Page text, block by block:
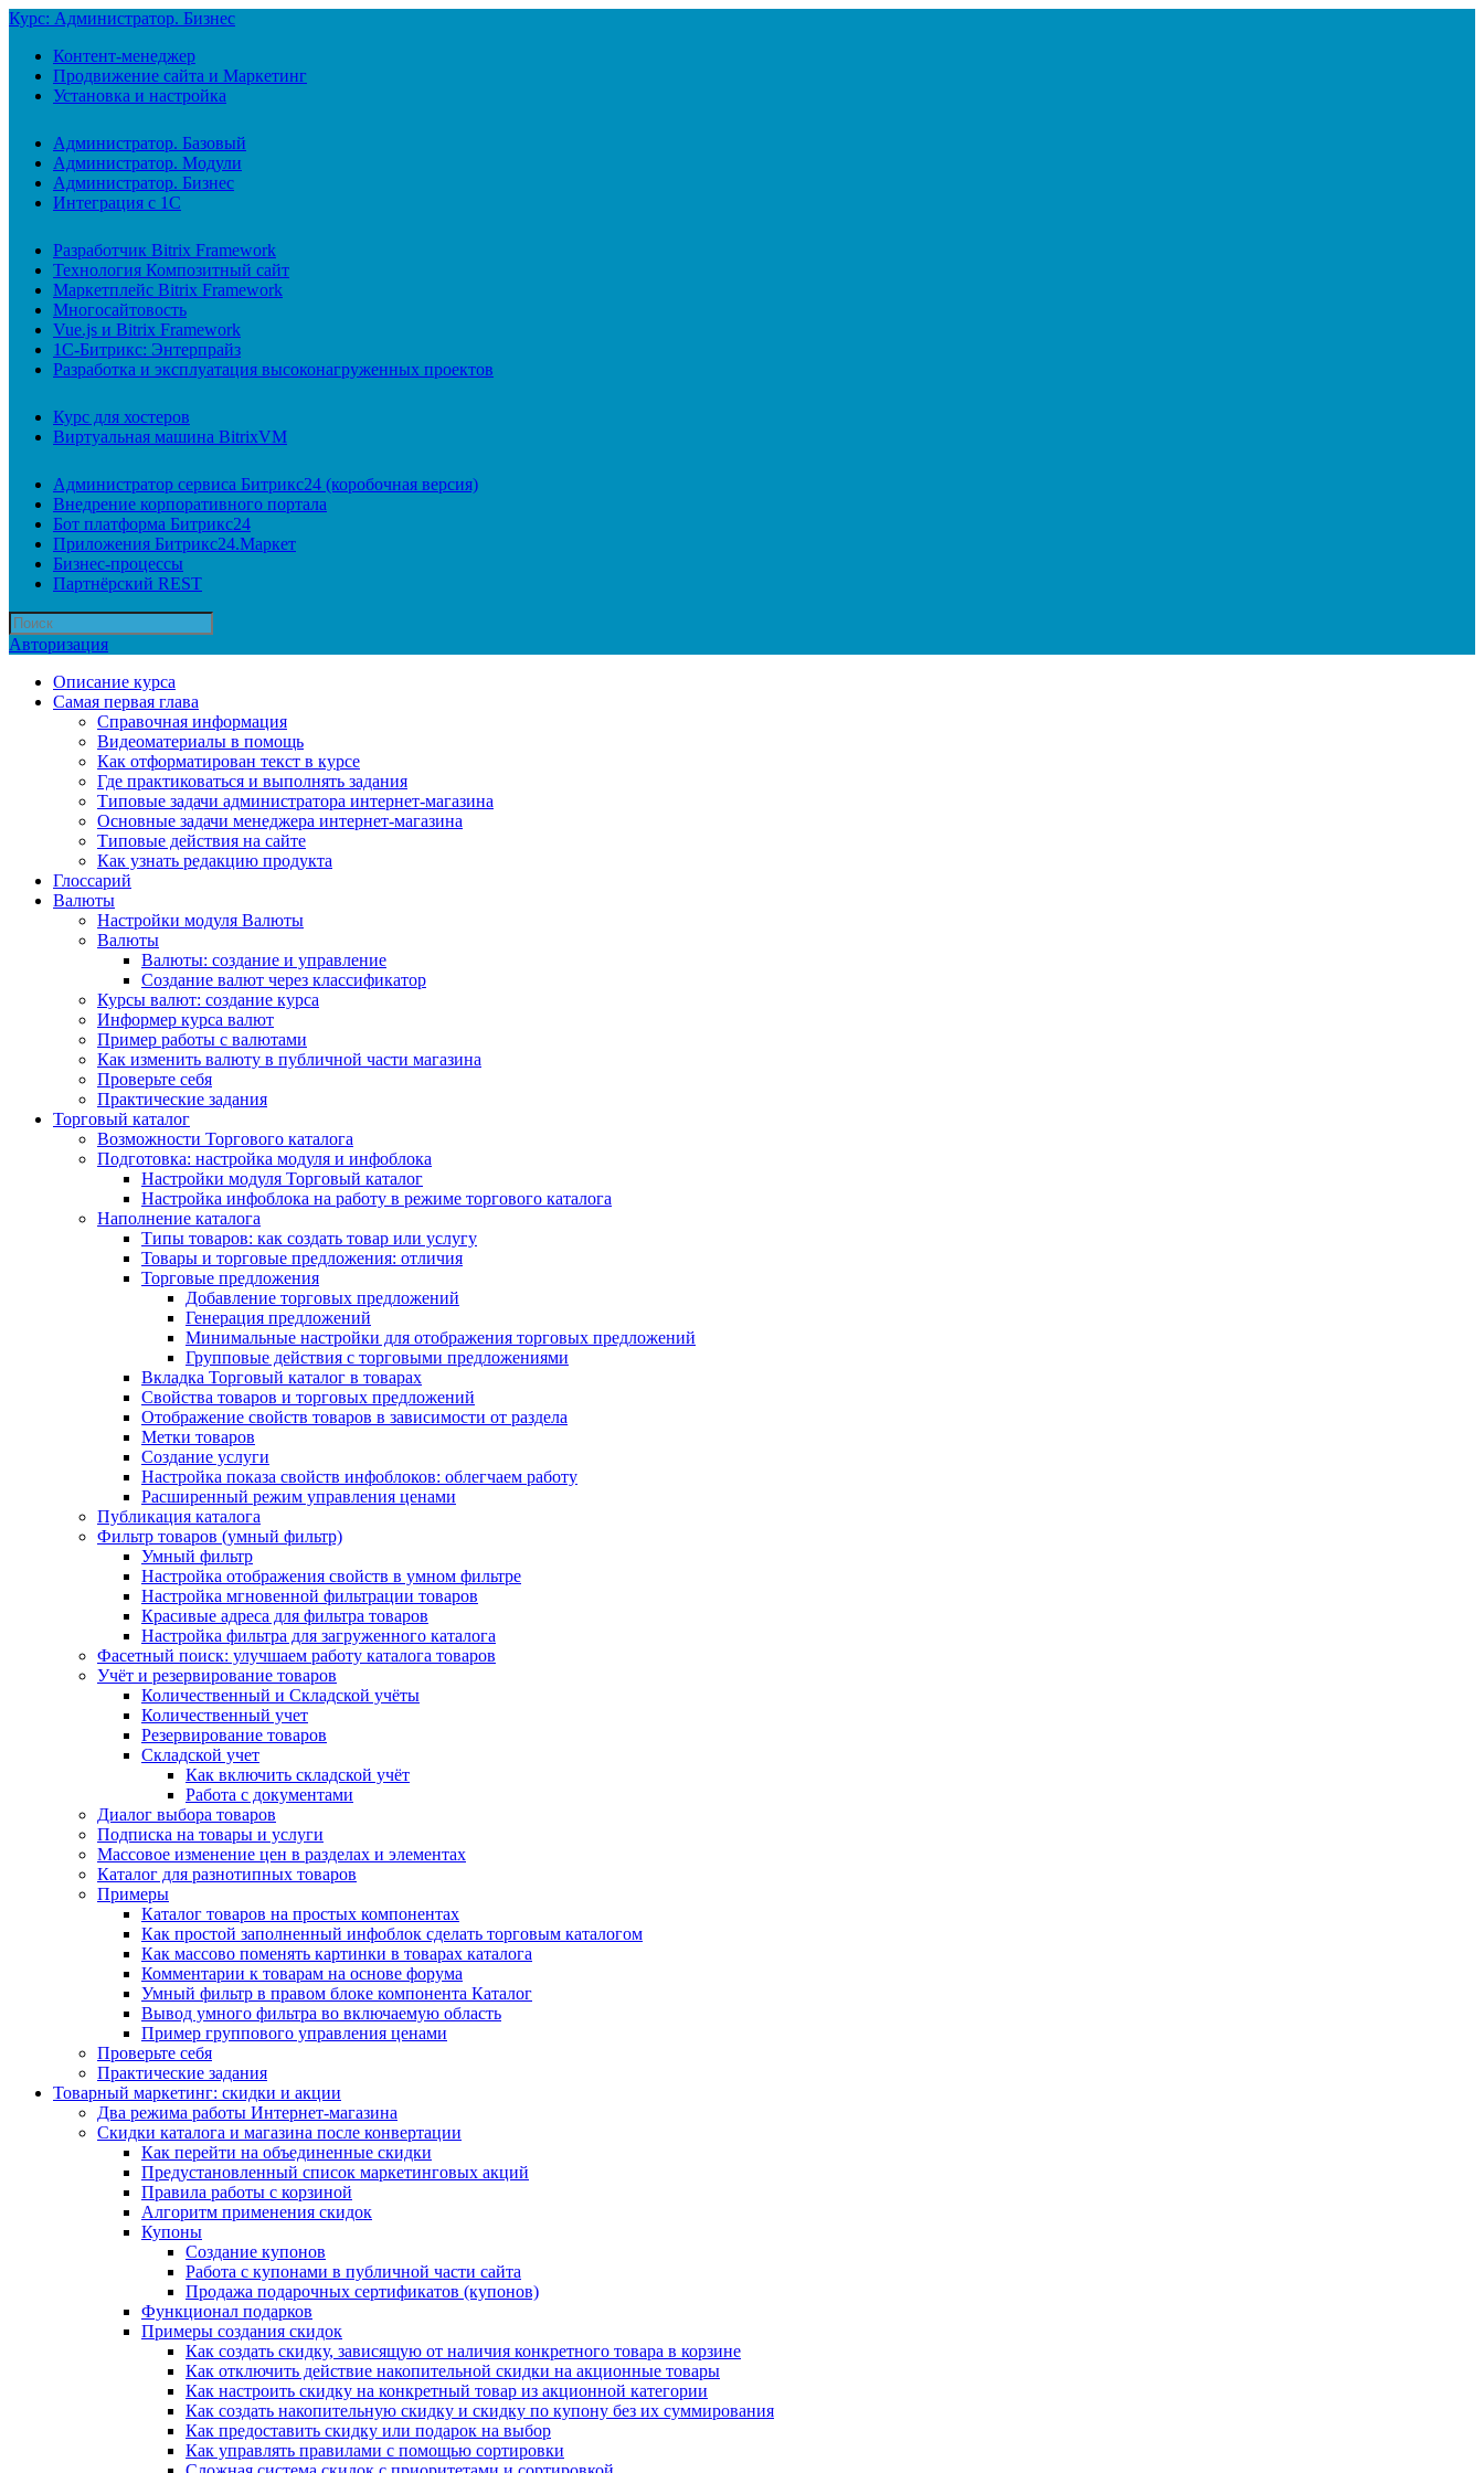
Курс: Администратор. Бизнес
Контент-менеджер
Продвижение сайта и Маркетинг
Установка и настройка
Администратор. Базовый
Администратор. Модули
Администратор. Бизнес
Интеграция с 1С
Разработчик Bitrix Framework
Технология Композитный сайт
Маркетплейс Bitrix Framework
Многосайтовость
Vue.js и Bitrix Framework
1С-Битрикс: Энтерпрайз
Разработка и эксплуатация высоконагруженных проектов
Курс для хостеров
Виртуальная машина BitrixVM
Администратор сервиса Битрикс24 (коробочная версия)
Внедрение корпоративного портала
Бот платформа Битрикс24
Приложения Битрикс24.Маркет
Бизнес-процессы
Партнёрский REST
Авторизация
Описание курса
Самая первая глава
Справочная информация
Видеоматериалы в помощь
Как отформатирован текст в курсе
Где практиковаться и выполнять задания
Типовые задачи администратора интернет-магазина
Основные задачи менеджера интернет-магазина
Типовые действия на сайте
Как узнать редакцию продукта
Глоссарий
Валюты
Настройки модуля Валюты
Валюты
Валюты: создание и управление
Создание валют через классификатор
Курсы валют: создание курса
Информер курса валют
Пример работы с валютами
Как изменить валюту в публичной части магазина
Проверьте себя
Практические задания
Торговый каталог
Возможности Торгового каталога
Подготовка: настройка модуля и инфоблока
Настройки модуля Торговый каталог
Настройка инфоблока на работу в режиме торгового каталога
Наполнение каталога
Типы товаров: как создать товар или услугу
Товары и торговые предложения: отличия
Торговые предложения
Добавление торговых предложений
Генерация предложений
Минимальные настройки для отображения торговых предложений
Групповые действия с торговыми предложениями
Вкладка Торговый каталог в товарах
Свойства товаров и торговых предложений
Отображение свойств товаров в зависимости от раздела
Метки товаров
Создание услуги
Настройка показа свойств инфоблоков: облегчаем работу
Расширенный режим управления ценами
Публикация каталога
Фильтр товаров (умный фильтр)
Умный фильтр
Настройка отображения свойств в умном фильтре
Настройка мгновенной фильтрации товаров
Красивые адреса для фильтра товаров
Настройка фильтра для загруженного каталога
Фасетный поиск: улучшаем работу каталога товаров
Учёт и резервирование товаров
Количественный и Складской учёты
Количественный учет
Резервирование товаров
Складской учет
Как включить складской учёт
Работа с документами
Диалог выбора товаров
Подписка на товары и услуги
Массовое изменение цен в разделах и элементах
Каталог для разнотипных товаров
Примеры
Каталог товаров на простых компонентах
Как простой заполненный инфоблок сделать торговым каталогом
Как массово поменять картинки в товарах каталога
Комментарии к товарам на основе форума
Умный фильтр в правом блоке компонента Каталог
Вывод умного фильтра во включаемую область
Пример группового управления ценами
Проверьте себя
Практические задания
Товарный маркетинг: скидки и акции
Два режима работы Интернет-магазина
Скидки каталога и магазина после конвертации
Как перейти на объединенные скидки
Предустановленный список маркетинговых акций
Правила работы с корзиной
Алгоритм применения скидок
Купоны
Создание купонов
Работа с купонами в публичной части сайта
Продажа подарочных сертификатов (купонов)
Функционал подарков
Примеры создания скидок
Как создать скидку, зависящую от наличия конкретного товара в корзине
Как отключить действие накопительной скидки на акционные товары
Как настроить скидку на конкретный товар из акционной категории
Как создать накопительную скидку и скидку по купону без их суммирования
Как предоставить скидку или подарок на выбор
Как управлять правилами с помощью сортировки